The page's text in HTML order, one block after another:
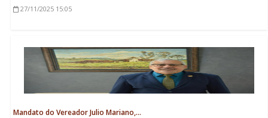
27/11/2025 15:05
Mandato do Vereador Julio Mariano,...